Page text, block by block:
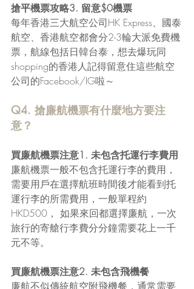
搶平機票攻略3. 留意$0機票
每年香港三大航空公司HK Express、國泰
航空、香港航空都會分2-3輪大派免費機
票，航線包括日韓台泰，想去爆玩同
shopping的香港人記得留意住這些航空
公司的Facebook/IG啦～
Q4. 搶廉航機票有什麼地方要注
意？
買廉航機票注意1. 未包含托運行李費用
廉航機票一般不包含托運行李的費用，
需要用戶在選擇航班時間後才能看到托
運行李的所需費用，一般單程約
HKD500， 如果來回都選擇廉航，一次
旅行的寄艙行李費分分鐘需要花上一千
元不等。
買廉航機票注意2. 未包含飛機餐
廉航不似傳統航空附飛機餐，通常需要